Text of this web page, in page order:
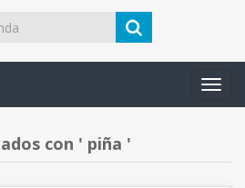
con ' piña '